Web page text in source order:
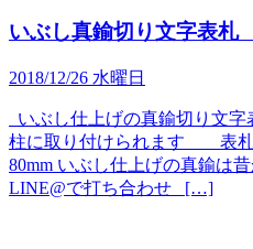
いぶし真鍮切り文字表
2018/12/26 水曜日
いぶし仕上げの真鍮切り文
柱に取り付けられます
80mm いぶし仕上げの真鍮は
LINE@で打ち合わせ […]